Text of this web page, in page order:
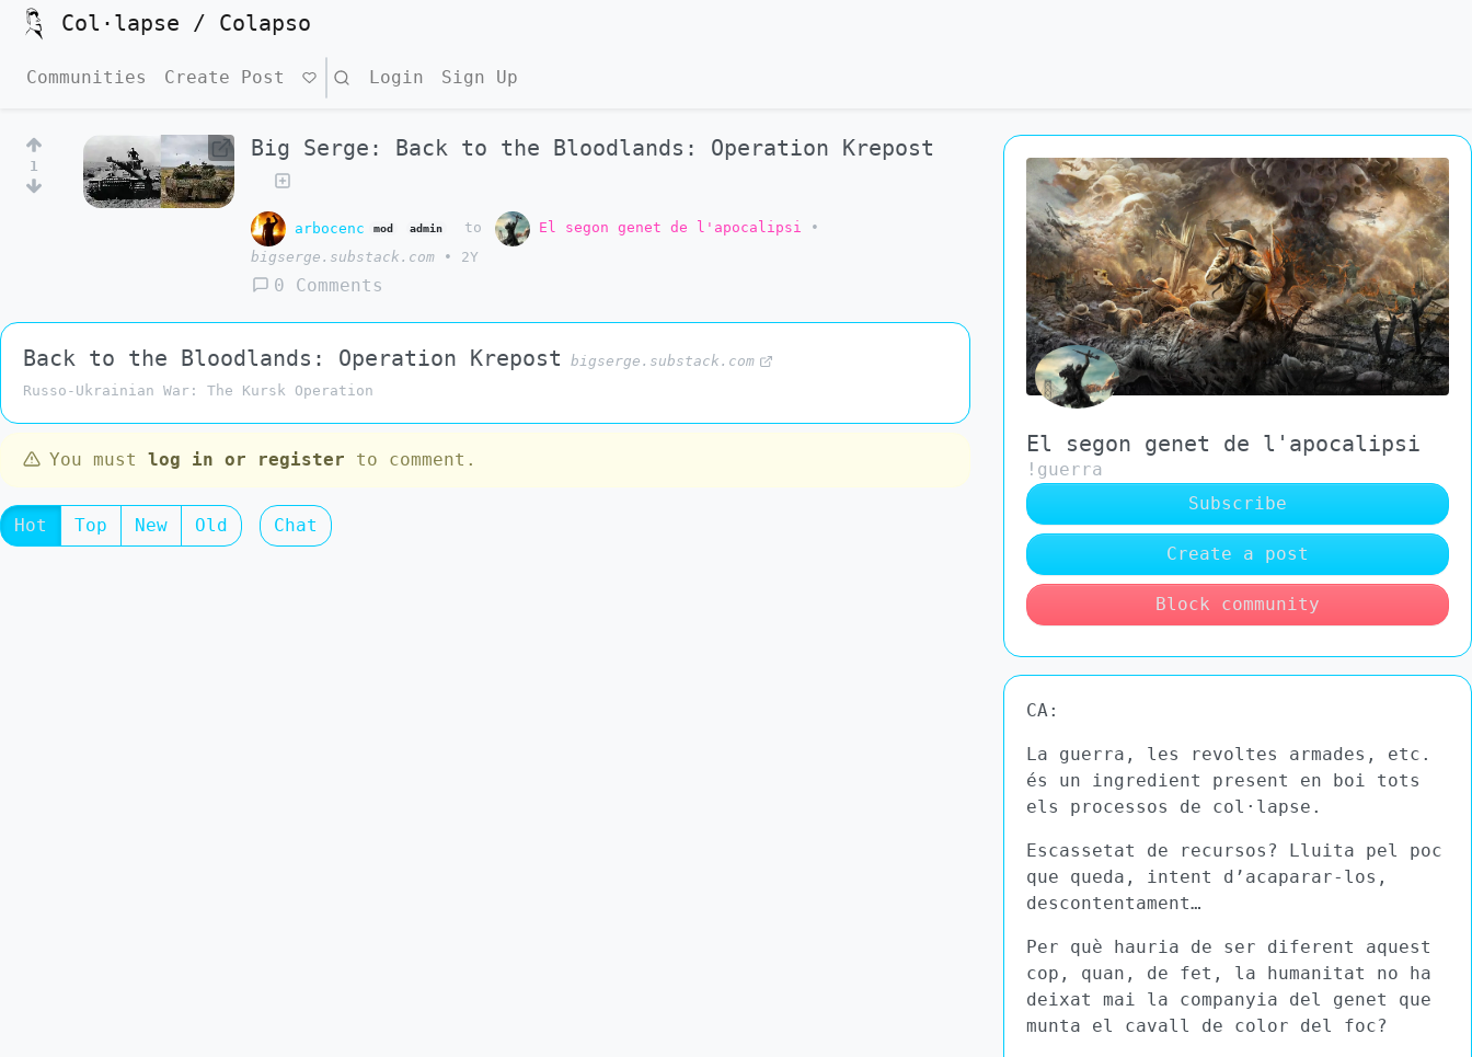
Col·lapse / Colapso
Communities Create Post Search Login Sign Up
1
Big Serge: Back to the Bloodlands: Operation Krepost
arbocenc mod admin to El segon genet de l'apocalipsi
•
bigserge.substack.com
• 2Y
0 Comments
Back to the Bloodlands: Operation Krepost
bigserge.substack.com
Russo-Ukrainian War: The Kursk Operation
You must log in or register to comment.
Hot Top New Old Chat
El segon genet de l'apocalipsi
!guerra
Subscribe
Create a post
Block community
CA:
La guerra, les revoltes armades, etc.
és un ingredient present en boi tots
els processos de col·lapse.
Escassetat de recursos? Lluita pel poc
que queda, intent d’acaparar-los,
descontentament…
Per què hauria de ser diferent aquest
cop, quan, de fet, la humanitat no ha
deixat mai la companyia del genet que
munta el cavall de color del foc?